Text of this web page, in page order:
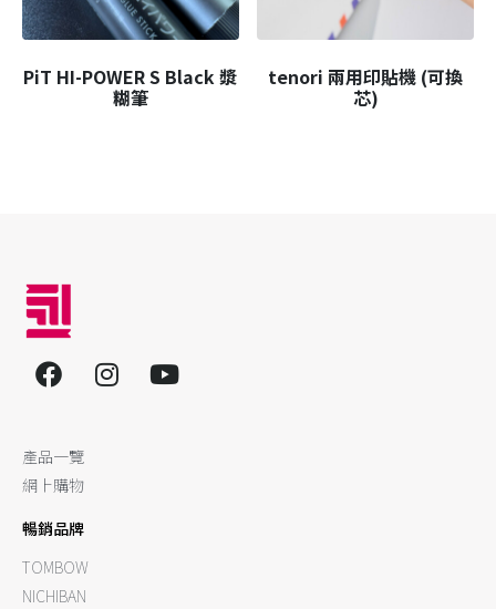
PiT HI-POWER S Black 漿
糊筆
tenori 兩用印貼機 (可換
芯)
產品一覽
網上購物
暢銷品牌
TOMBOW
NICHIBAN